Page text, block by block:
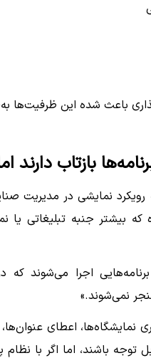
باعث شده این ظرفیت‌ها
بازتاب دارند
رویکرد نمایشی در
بیشتر جنبه تبلیغاتی یا
اجرا می‌شوند که
نمی‌شوند.»
نمایشگاه‌ها، اعطای
باشند، اما اگر با نظام